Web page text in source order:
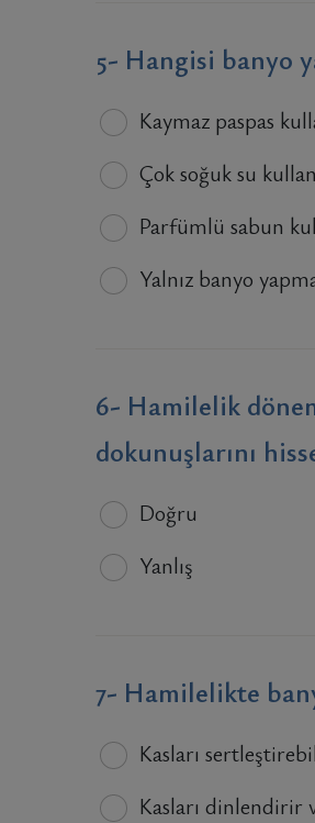
5- Hangisi banyo
Kaymaz paspas
Çok soğuk su
Parfümlü sabun
Yalnız banyo
6- Hamilelik
dokunuşlarını
Doğru
Yanlış
7- Hamilelikte
Kasları
Kasları dinlendirir